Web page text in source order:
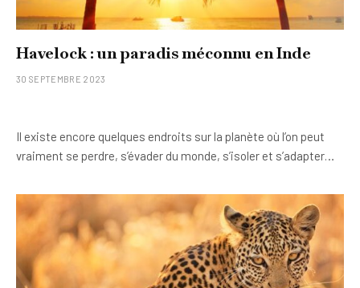
Havelock : un paradis méconnu en Inde
30 SEPTEMBRE 2023
Il existe encore quelques endroits sur la planète où l’on peut
vraiment se perdre, s’évader du monde, s’isoler et s’adapter…